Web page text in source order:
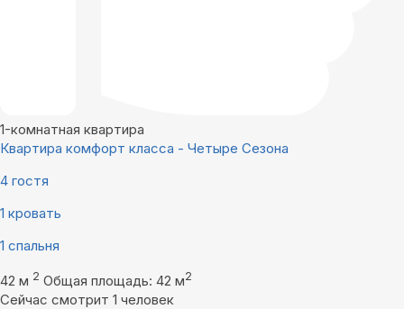
1-комнатная квартира
Квартира комфорт класса - Четыре Сезона
4 гостя
1 кровать
1 спальня
42 м 2 Общая площадь: 42 м2
Сейчас смотрит 1 человек